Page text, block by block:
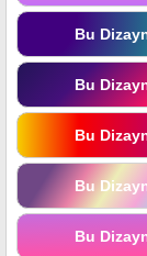
Bu
Bu
Bu
Bu
Bu